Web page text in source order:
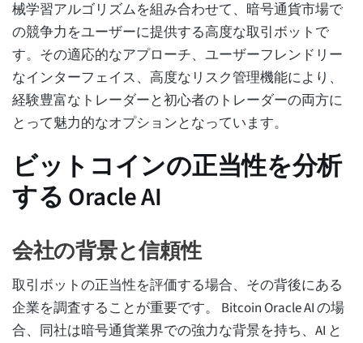
械学習アルゴリズムを組み合わせて、暗号通貨市場で
の競争力をユーザーに提供する高度な取引ボットで
す。その適応的なアプローチ、ユーザーフレンドリー
なインターフェイス、高度なリスク管理機能により、
経験豊富なトレーダーと初心者のトレーダーの両方に
とって魅力的なオプションとなっています。
ビットコインの正当性を分析
する Oracle AI
会社の背景と信頼性
取引ボットの正当性を評価する場合、その背後にある
企業を調査することが重要です。 Bitcoin Oracle AI の場
合、同社は暗号通貨業界での強力な背景を持ち、AI と